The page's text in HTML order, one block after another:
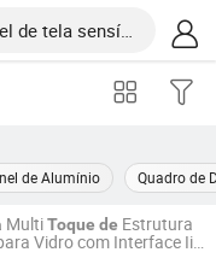
de Alumínio Quadro de
MultiToque de Estrutura
Vidro com Interface Iic
Co., Ltd.